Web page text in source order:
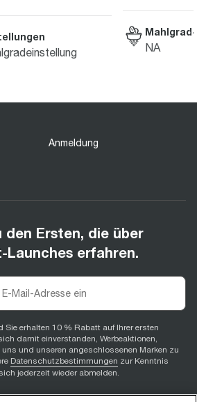
NA
Anmeldung
den Ersten, die über
Launches erfahren.
Sie erhalten 10 % Rabatt auf Ihrer ersten
damit einverstanden, Werbeaktionen,
und unseren angeschlossenen Marken zu
Datenschutzbestimmungen zur Kenntnis
jederzeit wieder abmelden.